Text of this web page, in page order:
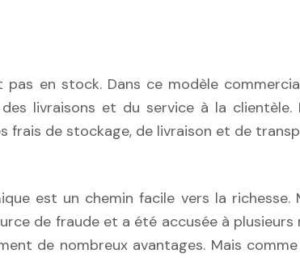
livraisons et du service à la
de stockage, de livraison et de
est un chemin facile vers la
de fraude et a été accusée à
de nombreux avantages. Mais